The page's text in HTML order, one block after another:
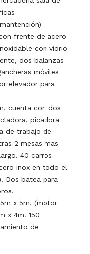
frente de acero
con vidrio
dos balanzas
móviles
elevador para
cuenta con dos
picadora
de trabajo de
2 mesas mas
40 carros
inox en todo el
Dos batea para
x 5m. (motor
x 4m. 150
de